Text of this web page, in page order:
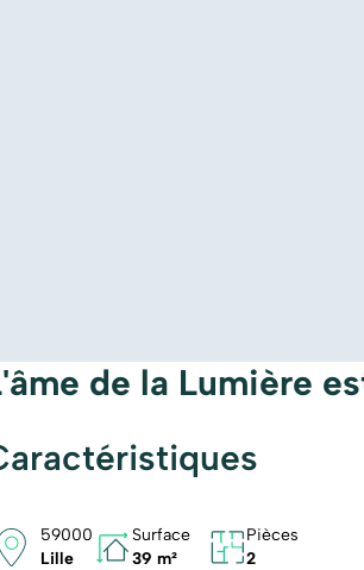
de la Lumière
59000
Lille
Surface
39 m²
Pièces
2